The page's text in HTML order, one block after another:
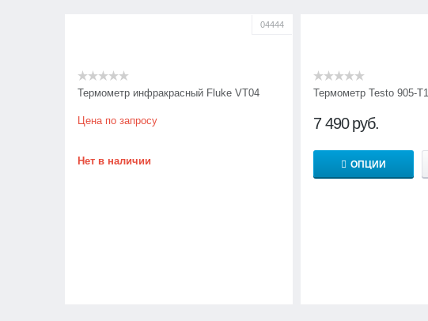
04444
Термометр инфракрасный Fluke VT04
Цена по запросу
Нет в наличии
Термометр Testo 905-T1
7 490 руб.
ОПЦИИ